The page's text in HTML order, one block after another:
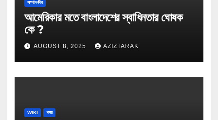
সম্পাদকীয়
আমেরিকার মতে বাংলাদেশের স্বাধিনতার ঘোষক
কে ?
AUGUST 8, 2025 AZIZTARAK
WIKI খবর